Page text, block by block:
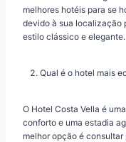
melhores hotéis para se
devido à sua localização
estilo clássico e elegante.
Qual é o hotel mais
O Hotel Costa Vella é
conforto e uma estadia
melhor opção é